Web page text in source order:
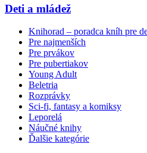
Deti a mládež
Knihorad – poradca kníh pre
Pre najmenších
Pre prvákov
Pre pubertiakov
Young Adult
Beletria
Rozprávky
Sci-fi, fantasy a komiksy
Leporelá
Náučné knihy
Ďalšie kategórie